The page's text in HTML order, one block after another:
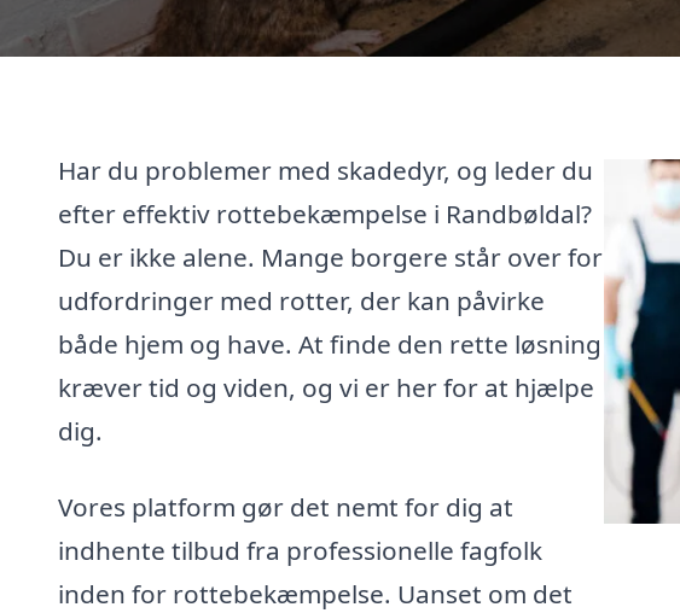
Har du problemer med skadedyr, og leder du
efter effektiv rottebekæmpelse i Randbøldal?
Du er ikke alene. Mange borgere står over for
udfordringer med rotter, der kan påvirke
både hjem og have. At finde den rette løsning
kræver tid og viden, og vi er her for at hjælpe
dig.
Vores platform gør det nemt for dig at
indhente tilbud fra professionelle fagfolk
inden for rottebekæmpelse. Uanset om det